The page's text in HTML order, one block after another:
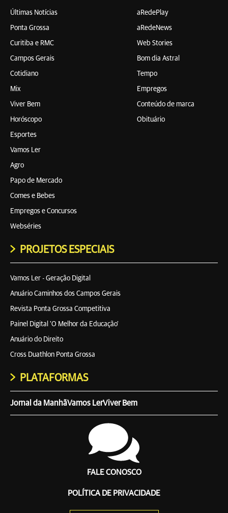
Últimas Notícias
Ponta Grossa
Curitiba e RMC
Campos Gerais
Cotidiano
Mix
Viver Bem
Horóscopo
Esportes
Vamos Ler
Agro
Papo de Mercado
Comes e Bebes
Empregos e Concursos
Webséries
aRedePlay
aRedeNews
Web Stories
Bom dia Astral
Tempo
Empregos
Conteúdo de marca
Obituário
PROJETOS ESPECIAIS
Vamos Ler - Geração Digital
Anuário Caminhos dos Campos Gerais
Revista Ponta Grossa Competitiva
Painel Digital 'O Melhor da Educação'
Anuário do Direito
Cross Duathlon Ponta Grossa
PLATAFORMAS
Jornal da ManhãVamos LerViver Bem
FALE CONOSCO
POLÍTICA DE PRIVACIDADE